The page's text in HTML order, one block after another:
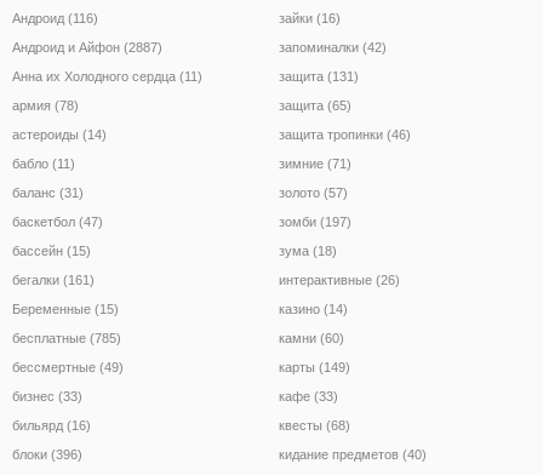
Андроид (116)
Андроид и Айфон (2887)
Анна их Холодного сердца (11)
армия (78)
астероиды (14)
бабло (11)
баланс (31)
баскетбол (47)
бассейн (15)
бегалки (161)
Беременные (15)
бесплатные (785)
бессмертные (49)
бизнес (33)
бильярд (16)
блоки (396)
зайки (16)
запоминалки (42)
защита (131)
защита (65)
защита тропинки (46)
зимние (71)
золото (57)
зомби (197)
зума (18)
интерактивные (26)
казино (14)
камни (60)
карты (149)
кафе (33)
квесты (68)
кидание предметов (40)